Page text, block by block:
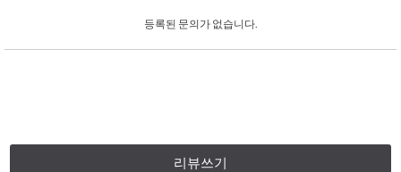
등록된 문의가 없습니다.
리뷰쓰기